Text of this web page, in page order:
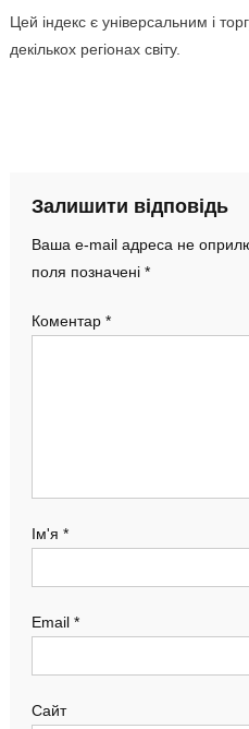
Цей індекс є універсальним і
декількох регіонах світу.
Залишити відповідь
Ваша e-mail адреса не
поля позначені *
Коментар *
Ім'я *
Email *
Сайт